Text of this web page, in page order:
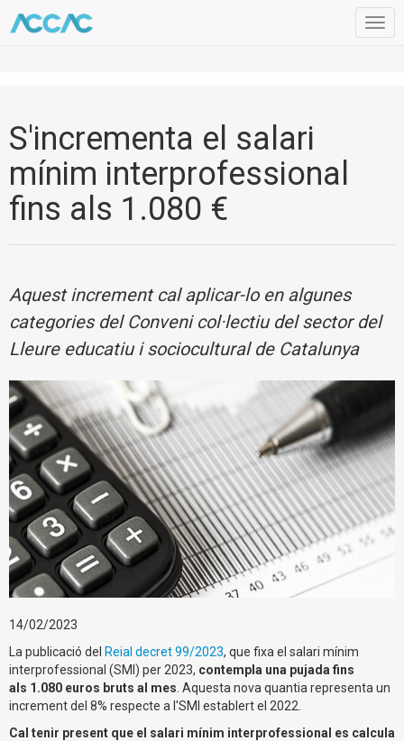
S'incrementa el salari
mínim interprofessional
fins als 1.080 €
Aquest increment cal aplicar-lo en algunes
categories del Conveni col·lectiu del sector del
Lleure educatiu i sociocultural de Catalunya
14/02/2023
La publicació del Reial decret 99/2023, que fixa el salari mínim
interprofessional (SMI) per 2023, contempla una pujada fins
als 1.080 euros bruts al mes . Aquesta nova quantia representa un
increment del 8% respecte a l'SMI establert el 2022.
Cal tenir present que el salari mínim interprofessional es calcula